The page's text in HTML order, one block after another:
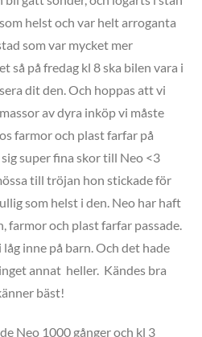
helst och var helt arroganta
som var mycket mer
så på fredag kl 8 ska bilen vara i
dit den. Och hoppas att vi
av dyra inköp vi måste
farmor och plast farfar på
super fina skor till Neo <3
till tröjan hon stickade för
som helst i den. Neo har haft
farmor och plast farfar passade.
inne på barn. Och det hade
annat heller. Kändes bra
bäst!
Neo 1000 gånger och kl 3